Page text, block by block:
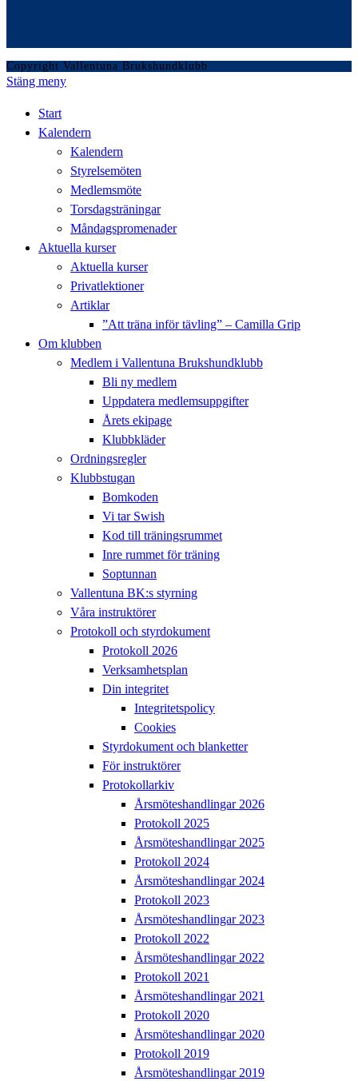
Copyright Vallentuna Brukshundklubb
Stäng meny
Start
Kalendern
Kalendern
Styrelsemöten
Medlemsmöte
Torsdagsträningar
Måndagspromenader
Aktuella kurser
Aktuella kurser
Privatlektioner
Artiklar
”Att träna inför tävling” – Camilla Grip
Om klubben
Medlem i Vallentuna Brukshundklubb
Bli ny medlem
Uppdatera medlemsuppgifter
Årets ekipage
Klubbkläder
Ordningsregler
Klubbstugan
Bomkoden
Vi tar Swish
Kod till träningsrummet
Inre rummet för träning
Soptunnan
Vallentuna BK:s styrning
Våra instruktörer
Protokoll och styrdokument
Protokoll 2026
Verksamhetsplan
Din integritet
Integritetspolicy
Cookies
Styrdokument och blanketter
För instruktörer
Protokollarkiv
Årsmöteshandlingar 2026
Protokoll 2025
Årsmöteshandlingar 2025
Protokoll 2024
Årsmöteshandlingar 2024
Protokoll 2023
Årsmöteshandlingar 2023
Protokoll 2022
Årsmöteshandlingar 2022
Protokoll 2021
Årsmöteshandlingar 2021
Protokoll 2020
Årsmöteshandlingar 2020
Protokoll 2019
Årsmöteshandlingar 2019